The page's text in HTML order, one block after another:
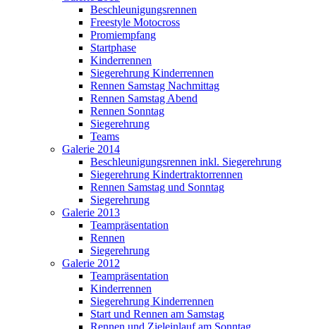
Beschleunigungsrennen
Freestyle Motocross
Promiempfang
Startphase
Kinderrennen
Siegerehrung Kinderrennen
Rennen Samstag Nachmittag
Rennen Samstag Abend
Rennen Sonntag
Siegerehrung
Teams
Galerie 2014
Beschleunigungsrennen inkl. Siegerehrung
Siegerehrung Kindertraktorrennen
Rennen Samstag und Sonntag
Siegerehrung
Galerie 2013
Teampräsentation
Rennen
Siegerehrung
Galerie 2012
Teampräsentation
Kinderrennen
Siegerehrung Kinderrennen
Start und Rennen am Samstag
Rennen und Zieleinlauf am Sonntag